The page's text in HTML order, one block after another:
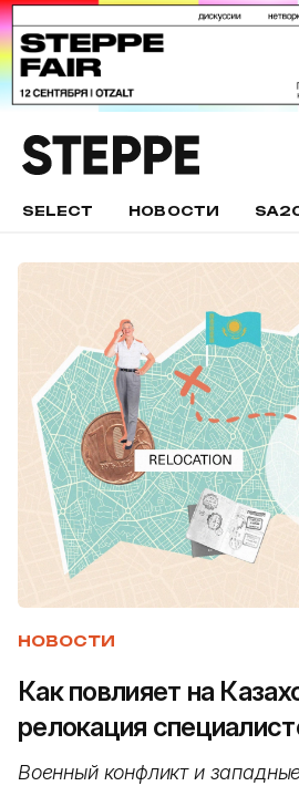
SELECT НОВОСТИ
НОВОСТИ
Как повлияет на
релокация
Военный конфликт и